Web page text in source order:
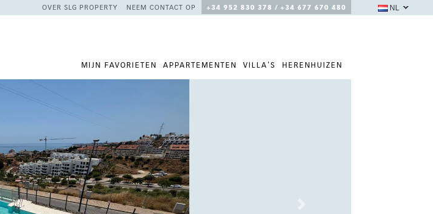
OVER SLG PROPERTY NEEM CONTACT OP +34 952 830 378 / +34 677 670 480
MIJN FAVORIETEN APPARTEMENTEN VILLA'S HERENHUIZEN
NL